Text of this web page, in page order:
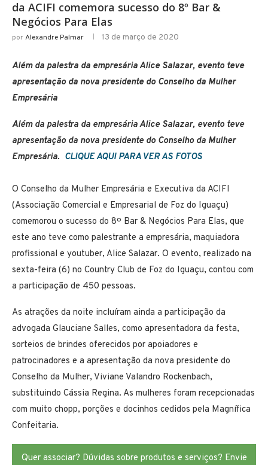
da ACIFI comemora sucesso do 8º Bar &
Negócios Para Elas
porAlexandre Palmar 13 de março de 2020
Além da palestra da empresária Alice Salazar, evento teve
apresentação da nova presidente do Conselho da Mulher
Empresária
Além da palestra da empresária Alice Salazar, evento teve
apresentação da nova presidente do Conselho da Mulher
Empresária. CLIQUE AQUI PARA VER AS FOTOS
O Conselho da Mulher Empresária e Executiva da ACIFI
(Associação Comercial e Empresarial de Foz do Iguaçu)
comemorou o sucesso do 8º Bar & Negócios Para Elas, que
este ano teve como palestrante a empresária, maquiadora
profissional e youtuber, Alice Salazar. O evento, realizado na
sexta-feira (6) no Country Club de Foz do Iguaçu, contou com
a participação de 450 pessoas.
As atrações da noite incluíram ainda a participação da
advogada Glauciane Salles, como apresentadora da festa,
sorteios de brindes oferecidos por apoiadores e
patrocinadores e a apresentação da nova presidente do
Conselho da Mulher, Viviane Valandro Rockenbach,
substituindo Cássia Regina. As mulheres foram recepcionadas
com muito chopp, porções e docinhos cedidos pela Magnífica
Confeitaria.
Quer associar? Dúvidas sobre produtos e serviços? Envie